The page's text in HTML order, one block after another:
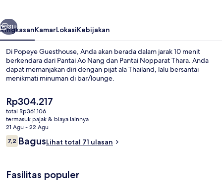
Berikutnya
31+
RingkasanKamarLokasiKebijakan
Di Popeye Guesthouse, Anda akan berada dalam jarak 10 menit
berkendara dari Pantai Ao Nang dan Pantai Nopparat Thara. Anda
dapat memanjakan diri dengan pijat ala Thailand, lalu bersantai
menikmati minuman di bar/lounge.
Harga
saat
ini
Rp304.217
Rp304.217
total Rp361.106
termasuk pajak & biaya lainnya
21 Agu - 22 Agu
Ulasan
7,27,2 dari 10
BagusLihat total 71 ulasan
Fasilitas populer